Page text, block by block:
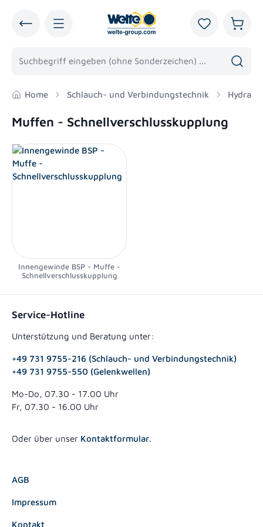
Du hast 0
Home Schlauch- und Verbindungstechnik
Muffen - Schnellverschlusskupplung
Innengewinde BSP - Muffe -
Schnellverschlusskupplung
Service-Hotline
Unterstützung und Beratung unter:
+49 731 9755-216 (Schlauch- und Verbindungstechnik)
+49 731 9755-550 (Gelenkwellen)
Mo-Do, 07.30 - 17.00 Uhr
Fr, 07.30 - 16.00 Uhr
Oder über unser Kontaktformular.
AGB
Impressum
Kontakt